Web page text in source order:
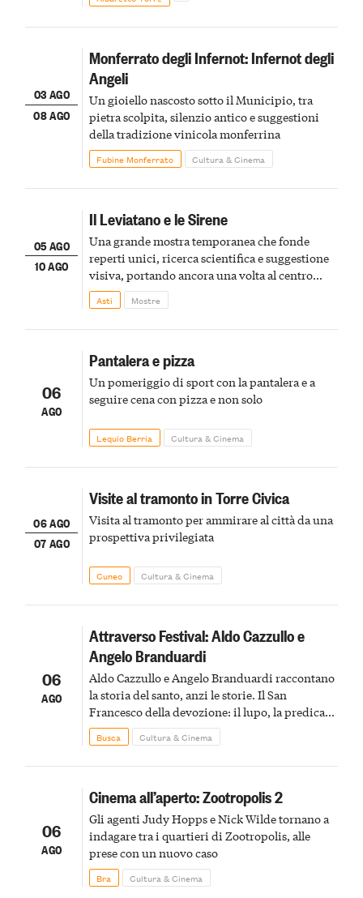
03 AGO
08 AGO
Monferrato degli Infernot: Infernot degli
Angeli
Un gioiello nascosto sotto il Municipio, tra
pietra scolpita, silenzio antico e suggestioni
della tradizione vinicola monferrina
Fubine Monferrato Cultura & Cinema
05 AGO
10 AGO
Il Leviatano e le Sirene
Una grande mostra temporanea che fonde
reperti unici, ricerca scientifica e suggestione
visiva, portando ancora una volta al centro
della scena le meraviglie del passato astigiano
Asti Mostre
06
AGO
Pantalera e pizza
Un pomeriggio di sport con la pantalera e a
seguire cena con pizza e non solo
Lequio Berria Cultura & Cinema
06 AGO
07 AGO
Visite al tramonto in Torre Civica
Visita al tramonto per ammirare al città da una
prospettiva privilegiata
Cuneo Cultura & Cinema
06
AGO
Attraverso Festival: Aldo Cazzullo e
Angelo Branduardi
Aldo Cazzullo e Angelo Branduardi raccontano
la storia del santo, anzi le storie. Il San
Francesco della devozione: il lupo, la predica
agli uccelli, le stimmate
Busca Cultura & Cinema
06
AGO
Cinema all’aperto: Zootropolis 2
Gli agenti Judy Hopps e Nick Wilde tornano a
indagare tra i quartieri di Zootropolis, alle
prese con un nuovo caso
Bra Cultura & Cinema